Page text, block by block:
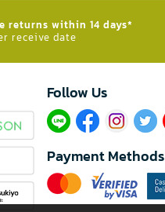
returns within 14 days*
receive date
Follow Us​
Payment Methods